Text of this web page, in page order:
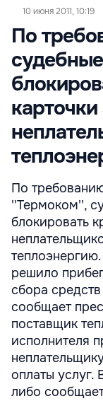
10 июня 2011, 10:19
По
По
''Термоком'',
блокировать
решило
сбора
сообщает
поставщик
исполнителя
оплаты услуг.
либо